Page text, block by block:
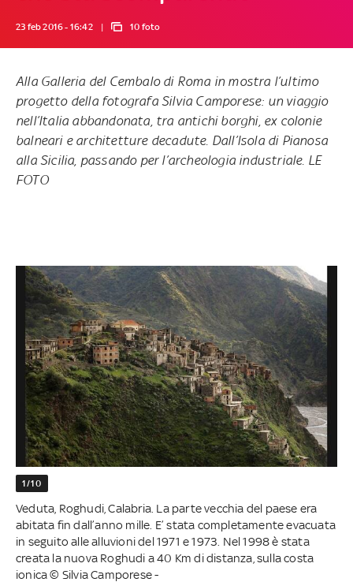
23 feb 2016 - 16:42 10 foto
Alla Galleria del Cembalo di Roma in mostra l’ultimo
progetto della fotografa Silvia Camporese: un viaggio
nell’Italia abbandonata, tra antichi borghi, ex colonie
balneari e architetture decadute. Dall’Isola di Pianosa
alla Sicilia, passando per l’archeologia industriale. LE
FOTO
1/10
Veduta, Roghudi, Calabria. La parte vecchia del paese era
abitata fin dall’anno mille. E’ stata completamente evacuata
in seguito alle alluvioni del 1971 e 1973. Nel 1998 è stata
creata la nuova Roghudi a 40 Km di distanza, sulla costa
ionica © Silvia Camporese -